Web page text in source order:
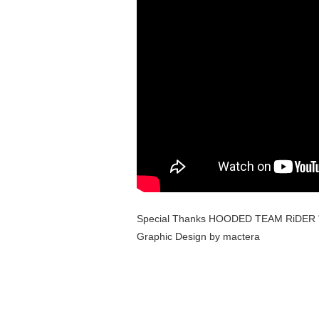
Special Thanks HOODED TEAM RiDER
Graphic Design by mactera